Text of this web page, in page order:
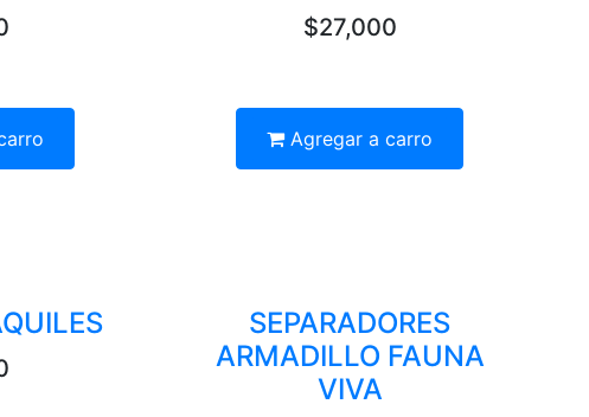
$27,000
Agregar a carro
SEPARADORES
ARMADILLO FAUNA
VIVA